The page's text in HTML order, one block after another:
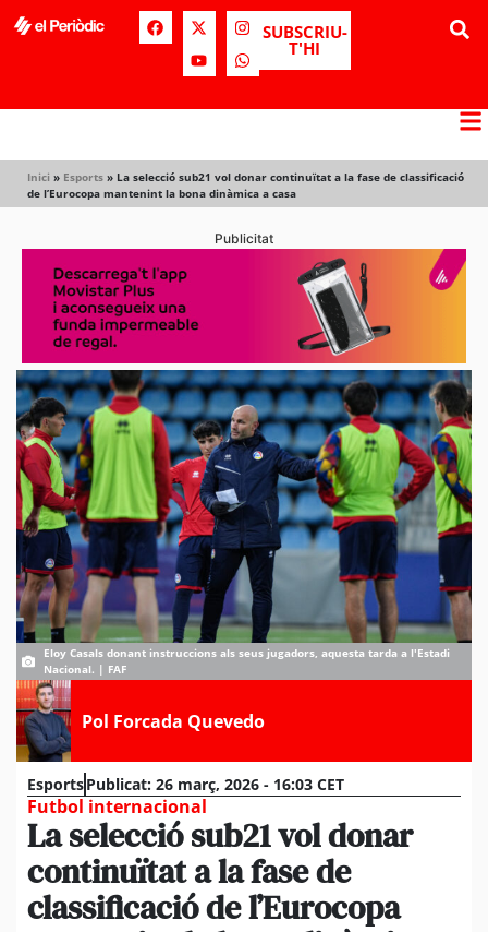
SUBSCRIU-
T'HI
Inici » Esports » La selecció sub21 vol donar continuïtat a la fase de classificació
de l’Eurocopa mantenint la bona dinàmica a casa
Publicitat
Eloy Casals donant instruccions als seus jugadors, aquesta tarda a l'Estadi
Nacional. | FAF
Pol Forcada Quevedo
EsportsPublicat: 26 març, 2026 - 16:03 CET
Futbol internacional
La selecció sub21 vol donar
continuïtat a la fase de
classificació de l’Eurocopa